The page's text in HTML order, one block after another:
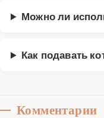
Можно ли
Как подавать
Комментарии